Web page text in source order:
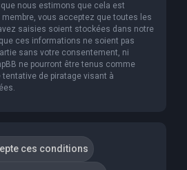
nous estimons que cela est
vous acceptez que toutes les
saisies soient stockées dans notre
ces informations ne soient pas
sans votre consentement, ni
ne pourront être tenus comme
de piratage visant à